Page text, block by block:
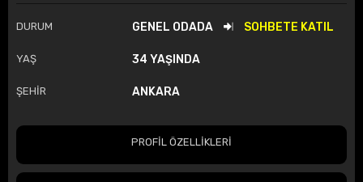
DURUM GENEL ODADA SOHBETE KATIL
YAŞ 34 YAŞINDA
ŞEHİR ANKARA
PROFİL ÖZELLİKLERİ